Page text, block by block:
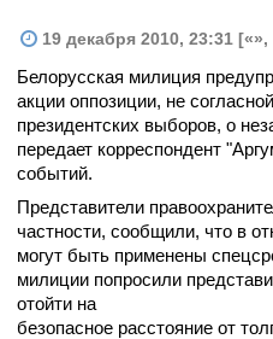
19 декабря 2010, 23:31
Белорусская милиция
акции оппозиции, не
президентских выборов, о
передает корреспондент
событий.
Представители
частности, сообщили, что в
могут быть применены
милиции попросили
отойти на
безопасное расстояние от